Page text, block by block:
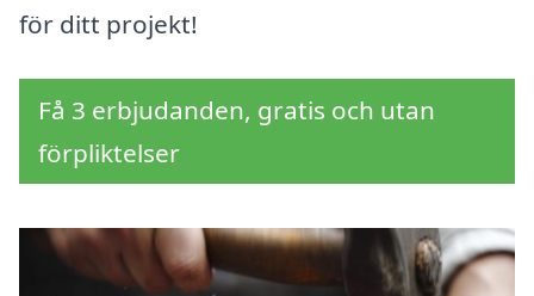
för ditt projekt!
Få 3 erbjudanden, gratis och utan
förpliktelser